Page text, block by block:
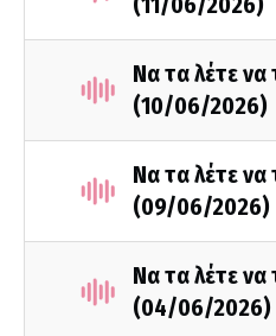
Να τα λέτε
(10/06/2026)
Να τα λέτε
(09/06/2026)
Να τα λέτε
(04/06/2026)